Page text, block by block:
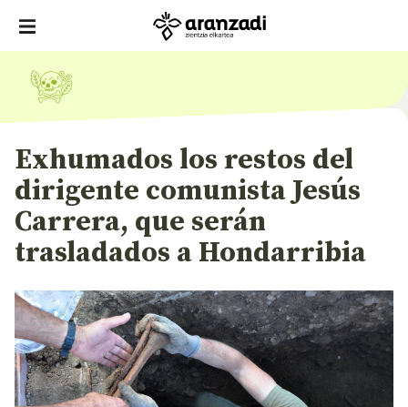
Exhumados los restos del
dirigente comunista Jesús
Carrera, que serán
trasladados a Hondarribia